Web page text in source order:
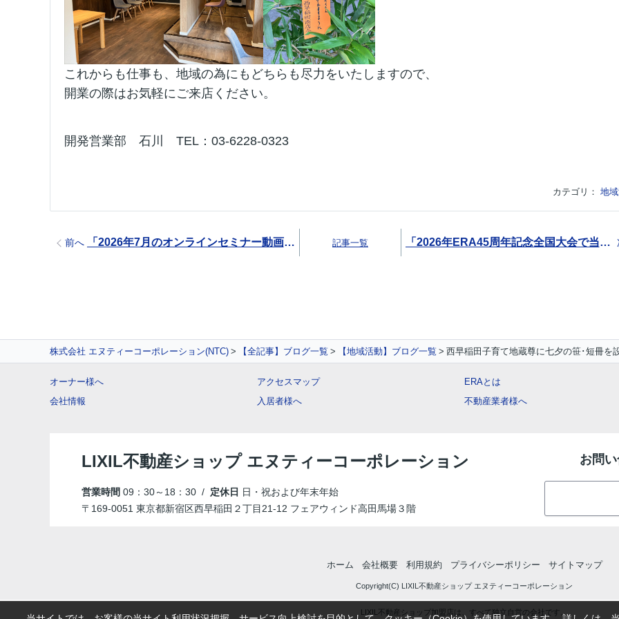
これからも仕事も、地域の為にもどちらも尽力をいたしますので、
開業の際はお気軽にご来店ください。
開発営業部　石川　TEL：03-6228-0323
カテゴリ： 地
前へ 「2026年7月のオンラインセミナー動画のご案内（無料）」 記事一覧 「2026年ERA45周年記念全国大会で当社栗谷川と瀧沢が表彰されました！」
株式会社 エヌティーコーポレーション(NTC) 【全記事】ブログ一覧 【地域活動】ブログ一覧 西早稲田子育て地蔵尊に七夕の笹･短冊を
オーナー様へ
会社情報
アクセスマップ
入居者様へ
ERAとは
不動産業者様へ
LIXIL不動産ショップ エヌティーコーポレーション
営業時間 09：30～18：30 / 定休日 日・祝および年末年始
〒169-0051 東京都新宿区西早稲田２丁目21-12 フェアウィンド高田馬場３階
お問
ホーム 会社概要 利用規約 プライバシーポリシー サイトマップ
Copyright(C) LIXIL不動産ショップ エヌティーコーポレーション
LIXIL不動産ショップ加盟店は、すべて独立自営の会社です。